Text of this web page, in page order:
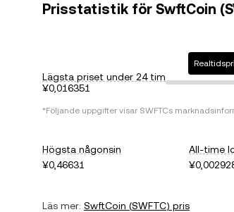
Prisstatistik för SwftCoin
Lägsta priset under 24 tim
¥0,016351
*Följande uppgifter visar SWFTCs
Högsta någonsin
¥0,46631
All-time
Läs mer: SwftCoin (SWFTC) pris